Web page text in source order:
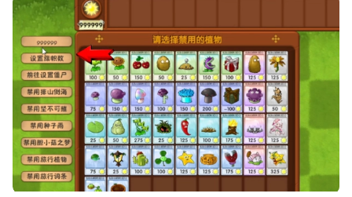
Además, si deseas realizar combos de un solo clic o si
el juego requiere movimientos de habilidades
repetitivos, la función de macros es muy útil. La
ejecución de operaciones con un solo clic te permitirá
eliminar a tus enemigos rápidamente.
Si deseas administrar múltiples cuentas, la función de
multi-apertura y sincronización también puede
ayudarte. Puedes jugar con tu cuenta principal